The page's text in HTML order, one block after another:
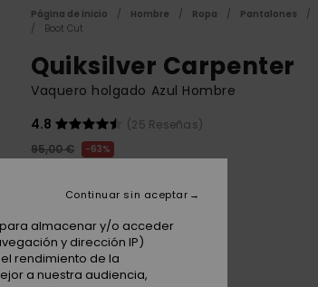
Página de inicio Hombre Ropa Pantalones
Boot Cut
Quiksilver Carpenter
Vaquero holgado Azul Hombre
4.8
(25 Reseñas)
95,00 €
63%
OUTLET
DOBLE PROMO -25% EXTRA
ColorIndigo Light
almacenar y/o acceder
y dirección IP)
rendimiento de la
a nuestra audiencia,
Continuar sin aceptar